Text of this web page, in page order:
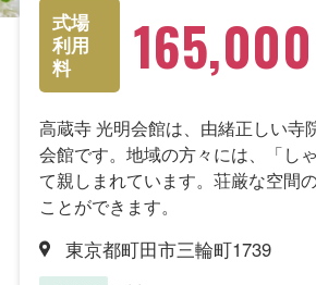
式場
利用
料
165,000
高蔵寺 光明会館は、由緒正しい寺
会館です。地域の方々には、「し
て親しまれています。荘厳な空間
ことができます。
東京都町田市三輪町1739